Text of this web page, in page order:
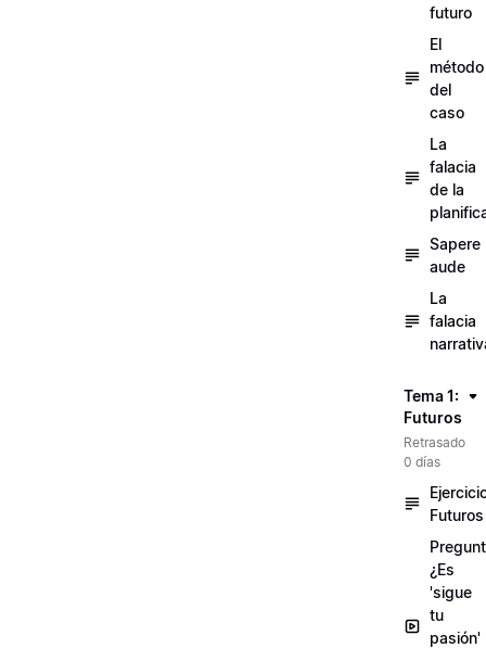
futuro
El
método
del
caso
La
falacia
de la
Sapere
aude
La
falacia
Tema 1:
Futuros
Retrasado
0 días
Futuros
¿Es
'sigue
tu
pasión'